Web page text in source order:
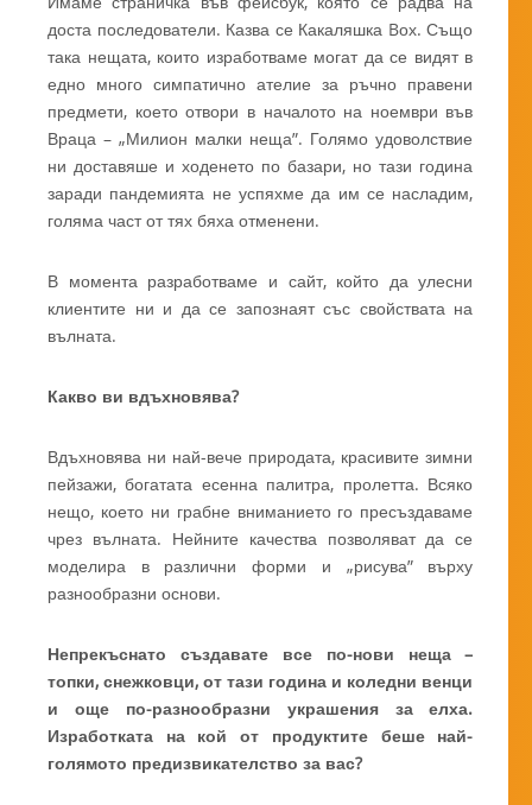
доста последователи. Казва се Какаляшка Bох. Също
така нещата, които изработваме могат да се видят в
едно много симпатично ателие за ръчно правени
предмети, което отвори в началото на ноември във
Враца – „Милион малки неща”. Голямо удоволствие
ни доставяше и ходенето по базари, но тази година
заради пандемията не успяхме да им се насладим,
голяма част от тях бяха отменени.
В момента разработваме и сайт, който да улесни
клиентите ни и да се запознаят със свойствата на
вълната.
Какво ви вдъхновява?
Вдъхновява ни най-вече природата, красивите зимни
пейзажи, богатата есенна палитра, пролетта. Всяко
нещо, което ни грабне вниманието го пресъздаваме
чрез вълната. Нейните качества позволяват да се
моделира в различни форми и „рисува” върху
разнообразни основи.
Непрекъснато създавате все по-нови неща –
топки, снежковци, от тази година и коледни венци
и още по-разнообразни украшения за елха.
Изработката на кой от продуктите беше най-
голямото предизвикателство за вас?